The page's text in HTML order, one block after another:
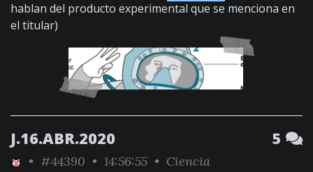
hablan del producto experimental que se menciona en
el titular)
J.16.ABR.2020 5
• #44390 • 14:56:55 • Ciencia